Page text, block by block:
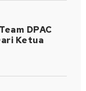
DPAC
Ketua